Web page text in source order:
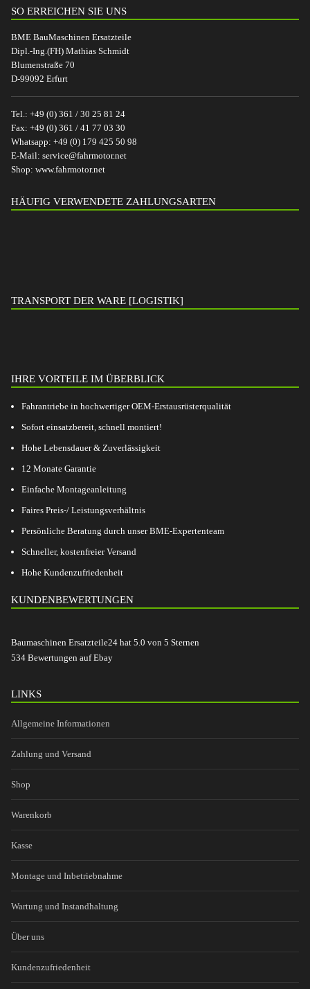
SO ERREICHEN SIE UNS
BME BauMaschinen Ersatzteile
Dipl.-Ing.(FH) Mathias Schmidt
Blumenstraße 70
D-99092 Erfurt
Tel.: +49 (0) 361 / 30 25 81 24
Fax: +49 (0) 361 / 41 77 03 30
Whatsapp: +49 (0) 179 425 50 98
E-Mail: service@fahrmotor.net
Shop: www.fahrmotor.net
HÄUFIG VERWENDETE ZAHLUNGSARTEN
TRANSPORT DER WARE [LOGISTIK]
IHRE VORTEILE IM ÜBERBLICK
Fahrantriebe in hochwertiger OEM-Erstausrüsterqualität
Sofort einsatzbereit, schnell montiert!
Hohe Lebensdauer & Zuverlässigkeit
12 Monate Garantie
Einfache Montageanleitung
Faires Preis-/ Leistungsverhältnis
Persönliche Beratung durch unser BME-Expertenteam
Schneller, kostenfreier Versand
Hohe Kundenzufriedenheit
KUNDENBEWERTUNGEN
Baumaschinen Ersatzteile24 hat 5.0 von 5 Sternen
534 Bewertungen auf Ebay
LINKS
Allgemeine Informationen
Zahlung und Versand
Shop
Warenkorb
Kasse
Montage und Inbetriebnahme
Wartung und Instandhaltung
Über uns
Kundenzufriedenheit